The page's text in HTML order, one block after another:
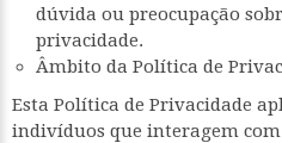
dúvida ou preocupação
privacidade.
Âmbito da Política de
Esta Política de Privacidade
indivíduos que interagem com